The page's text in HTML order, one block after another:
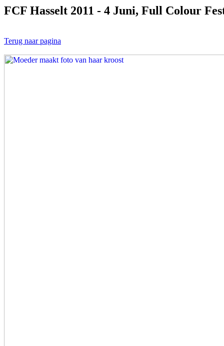
FCF Hasselt 2011 - 4 Juni, Full Colour
Terug naar pagina